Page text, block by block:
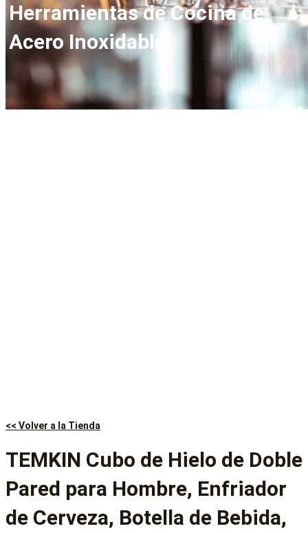
Herramientas de Cocina de
Acero Inoxidable
<< Volver a la Tienda
TEMKIN Cubo de Hielo de Doble
Pared para Hombre, Enfriador
de Cerveza, Botella de Bebida,